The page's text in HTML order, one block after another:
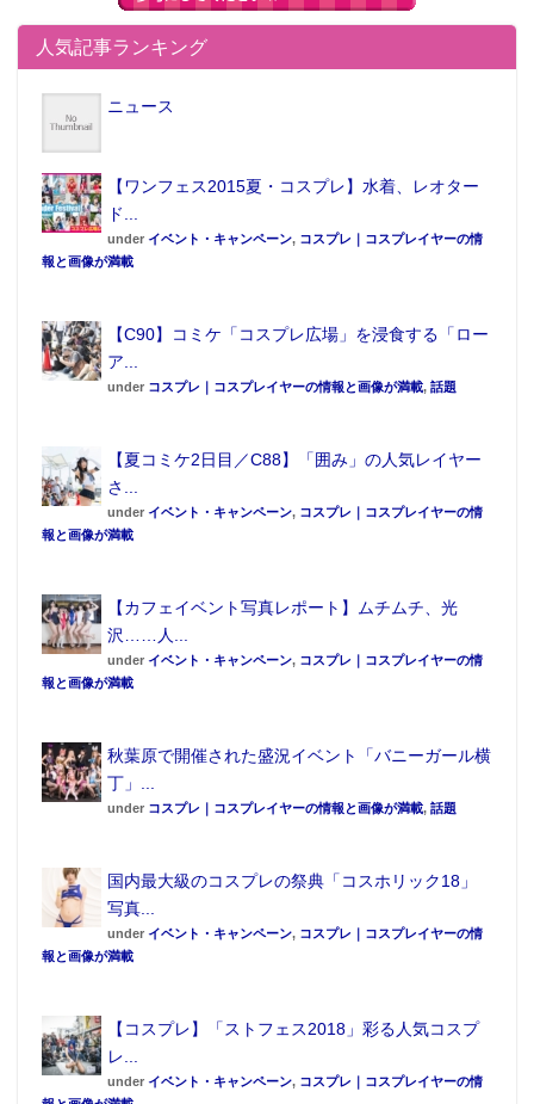
人気記事ランキング
ニュース
【ワンフェス2015夏・コスプレ】水着、レオター
ド...
under イベント・キャンペーン, コスプレ｜コスプレイヤーの情
報と画像が満載
【C90】コミケ「コスプレ広場」を浸食する「ロー
ア...
under コスプレ｜コスプレイヤーの情報と画像が満載, 話題
【夏コミケ2日目／C88】「囲み」の人気レイヤー
さ...
under イベント・キャンペーン, コスプレ｜コスプレイヤーの情
報と画像が満載
【カフェイベント写真レポート】ムチムチ、光
沢……人...
under イベント・キャンペーン, コスプレ｜コスプレイヤーの情
報と画像が満載
秋葉原で開催された盛況イベント「バニーガール横
丁」...
under コスプレ｜コスプレイヤーの情報と画像が満載, 話題
国内最大級のコスプレの祭典「コスホリック18」
写真...
under イベント・キャンペーン, コスプレ｜コスプレイヤーの情
報と画像が満載
【コスプレ】「ストフェス2018」彩る人気コスプ
レ...
under イベント・キャンペーン, コスプレ｜コスプレイヤーの情